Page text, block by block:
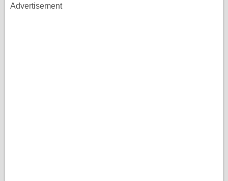
Advertisement